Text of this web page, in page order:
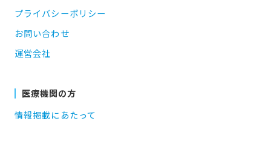
プライバシーポリシー
お問い合わせ
運営会社
医療機関の方
情報掲載にあたって